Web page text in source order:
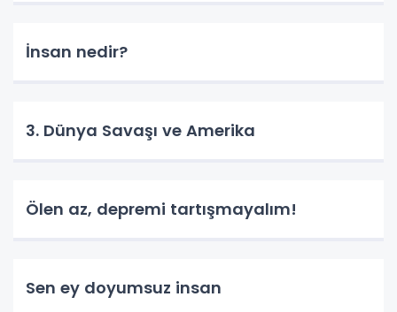
İnsan nedir?
3. Dünya Savaşı ve Amerika
Ölen az, depremi tartışmayalım!
Sen ey doyumsuz insan